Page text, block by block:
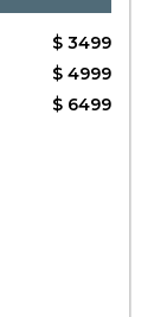
$ 3499
$ 4999
$ 6499